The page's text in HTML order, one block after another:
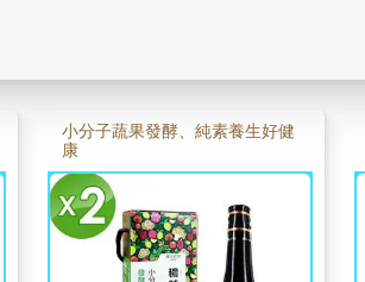
小分子蔬果發酵、純素養生好健
康